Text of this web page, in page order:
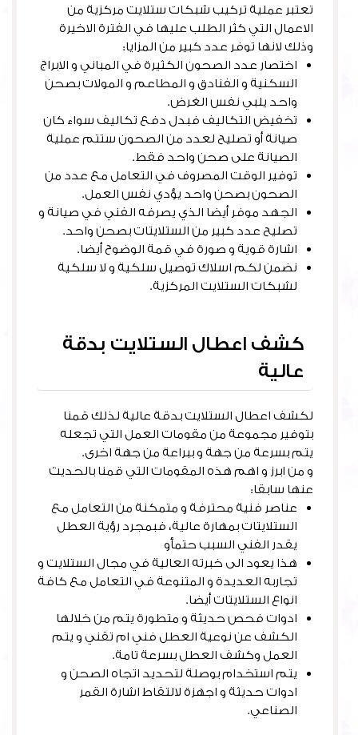
تعتبر عملية تركيب شبكات ستلايت مركزية من
الاعمال التي كثر الطلب عليها في الفترة الاخيرة
وذلك لانها توفر عدد كبير من المزايا:
اختصار عدد الصحون الكثيرة في المباني و الابراج
السكنية و الفنادق و المطاعم و المولات بصحن
واحد يلبي نفس الغرض.
تخفيض التكاليف فبدل دفع تكاليف سواء كان
صيانة أو تصليح لعدد من الصحون ستتم عملية
الصيانة على صحن واحد فقط.
توفير الوقت المصروف في التعامل مع عدد من
الصحون بصحن واحد يؤدي نفس العمل.
الجهد موفر أيضا الذي يصرفه الفني في صيانة و
تصليح عدد كبير من الستلايتات بصحن واحد.
اشارة قوية و صورة في قمة الوضوح أيضا.
نضمن لكم اسلاك توصيل سلكية و لا سلكية
لشبكات الستلايت المركزية.
كشف اعطال الستلايت بدقة
عالية
لكشف اعطال الستلايت بدقة عالية لذلك قمنا
بتوفير مجموعة من مقومات العمل التي تجعله
يتم بسرعة من جهة و ببراعة من جهة اخرى.
و من ابرز و اهم هذه المقومات التي قمنا بالحديث
عنها سابقا:
عناصر فنية محترفة و متمكنة من التعامل مع
الستلايتات بمهارة عالية، فبمجرد رؤية العطل
يقدر الفني السبب حتمأو
هذا يعود الى خبرته العالية في مجال الستلايت و
تجاربه العديدة و المتنوعة في التعامل مع كافة
انواع الستلايتات أيضا.
ادوات فحص حديثة و متطورة يتم من خلالها
الكشف عن نوعية العطل فني ام تقني و يتم
العمل وكشف العطل بسرعة تامة.
يتم استخدام بوصلة لتحديد اتجاه الصحن و
ادوات حديثة و اجهزة لالتقاط اشارة القمر
الصناعي.